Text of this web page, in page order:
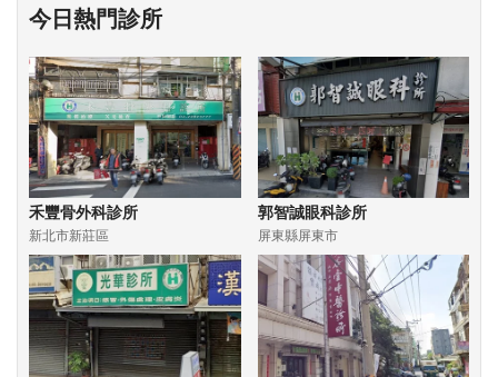
今日熱門診所
禾豐骨外科診所
新北市新莊區
郭智誠眼科診所
屏東縣屏東市